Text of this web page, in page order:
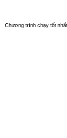
Chương trình chạy tốt